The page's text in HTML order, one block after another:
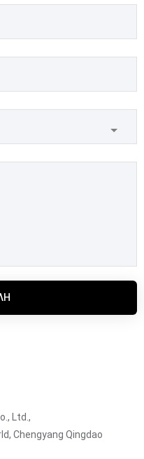
Ltd.,
Chengyang Qingdao